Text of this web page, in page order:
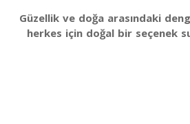
Güzellik ve doğa arasındaki
herkes için doğal bir seçenek